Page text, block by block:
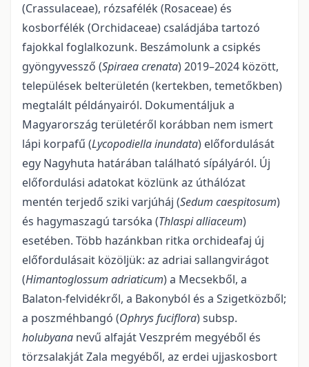
(Crassulaceae), rózsafélék (Rosaceae) és
kosborfélék (Orchidaceae) családjába tartozó
fajokkal foglal­kozunk. Beszámolunk a csipkés
gyöngyvessző (Spiraea crenata) 2019–2024 között,
települések belterü­letén (kertekben, temetőkben)
megtalált példányairól. Dokumentáljuk a
Magyarország területéről ko­rábban nem ismert
lápi korpafű (Lycopodiella inundata) előfordulását
egy Nagyhuta határában találha­tó sípályáról. Új
előfordulási adatokat közlünk az úthálózat
mentén terjedő sziki varjúháj (Sedum caespi­tosum)
és hagymaszagú tarsóka (Thlaspi alliaceum)
esetében. Több hazánkban ritka orchideafaj új
előfordulásait közöljük: az adriai sallangvirágot
(Himantoglossum adriaticum) a Mecsekből, a
Balaton-felvidékről, a Bakonyból és a Szigetközből;
a poszméhbangó (Ophrys fuciflora) subsp.
holubyana nevű alfaját Veszprém megyéből és
törzsalakját Zala megyéből, az erdei ujjaskosbort